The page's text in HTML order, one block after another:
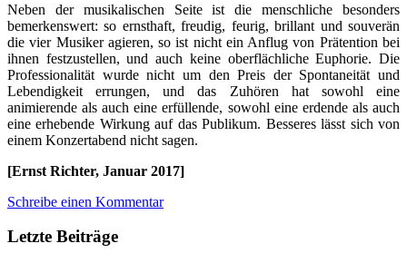
Neben der musikalischen Seite ist die menschliche besonders
bemerkenswert: so ernsthaft, freudig, feurig, brillant und souverän
die vier Musiker agieren, so ist nicht ein Anflug von Prätention bei
ihnen festzustellen, und auch keine oberflächliche Euphorie. Die
Professionalität wurde nicht um den Preis der Spontaneität und
Lebendigkeit errungen, und das Zuhören hat sowohl eine
animierende als auch eine erfüllende, sowohl eine erdende als auch
eine erhebende Wirkung auf das Publikum. Besseres lässt sich von
einem Konzertabend nicht sagen.
[Ernst Richter, Januar 2017]
Schreibe einen Kommentar
Letzte Beiträge